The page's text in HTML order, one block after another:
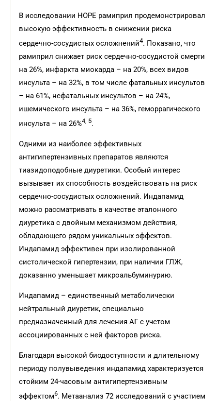
В исследовании HOPE рамиприл продемонстрировал
высокую эффективность в снижении риска
сердечно-сосудистых осложнений4. Показано, что
рамиприл снижает риск сердечно-сосудистой смерти
на 26%, инфаркта миокарда – на 20%, всех видов
инсульта – на 32%, в том числе фатальных инсультов
– на 61%, нефатальных инсультов – на 24%,
ишемического инсульта – на 36%, геморрагического
инсульта – на 26%4, 5.
Одними из наиболее эффективных
антигипертензивных препаратов являются
тиазидоподобные диуретики. Особый интерес
вызывает их способность воздействовать на риск
сердечно-сосудистых осложнений. Индапамид
можно рассматривать в качестве эталонного
диуретика с двойным механизмом действия,
обладающего рядом уникальных эффектов.
Индапамид эффективен при изолированной
систолической гипертензии, при наличии ГЛЖ,
доказанно уменьшает микроальбуминурию.
Индапамид – единственный метаболически
нейтральный диуретик, специально
предназначенный для лечения АГ с учетом
ассоциированных с ней факторов риска.
Благодаря высокой биодоступности и длительному
периоду полувыведения индапамид характеризуется
стойким 24-часовым антигипертензивным
эффектом6. Метаанализ 72 исследований с участием